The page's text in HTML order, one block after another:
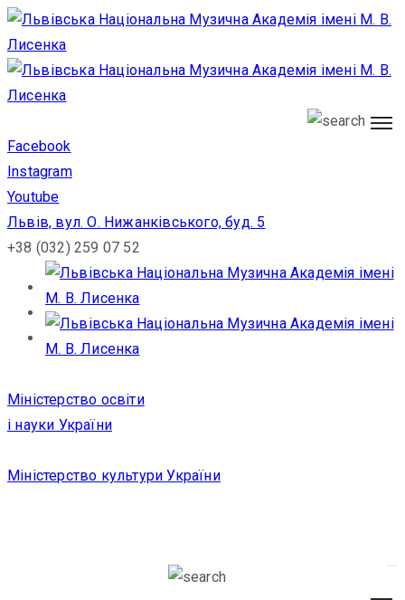
Навчання
Вступ
Публічна
інформація
Про
Академію
Факультети
Аспірантура
Facebook
Instagram
Youtube
Львів, вул. О. Нижанківського, буд. 5
+38 (032) 259 07 52
Міністерство освіти
і науки України
Міністерство культури України
Навчання
Вступ
Публічна
Про
Академію
Факультети
Наука
Аспірантура
Творчість